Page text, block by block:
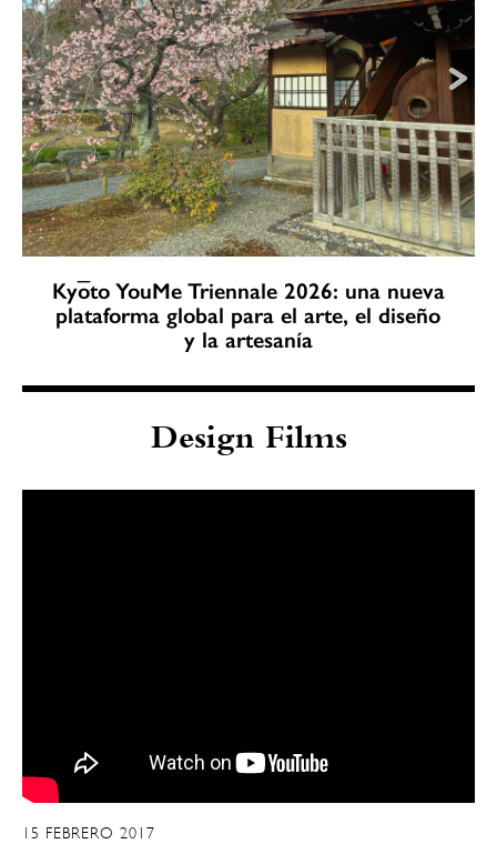
Kyōto YouMe Triennale 2026: una nueva
plataforma global para el arte, el diseño
y la artesanía
Design Films
15 FEBRERO 2017